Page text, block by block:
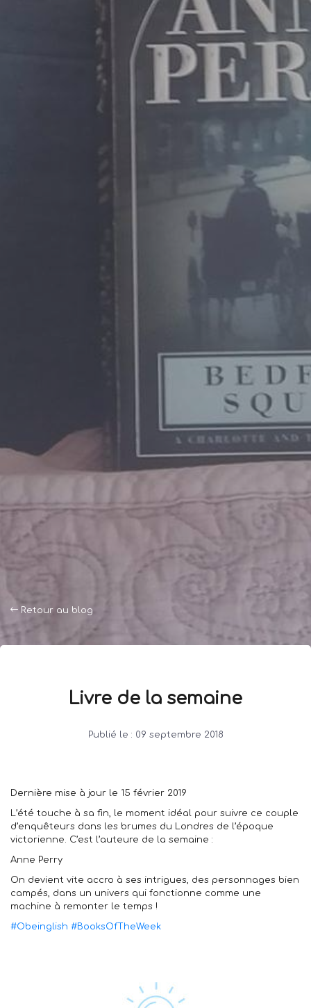
Retour au blog
Livre de la semaine
Publié le : 09 septembre 2018
Dernière mise à jour le 15 février 2019
L’été touche à sa fin, le moment idéal pour suivre ce couple
d’enquêteurs dans les brumes du Londres de l’époque
victorienne. C’est l’auteure de la semaine :
Anne Perry
On devient vite accro à ses intrigues, des personnages bien
campés, dans un univers qui fonctionne comme une
machine à remonter le temps !
#Obeinglish #BooksOfTheWeek